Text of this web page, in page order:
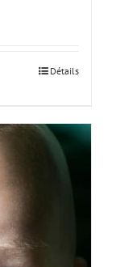
Détails